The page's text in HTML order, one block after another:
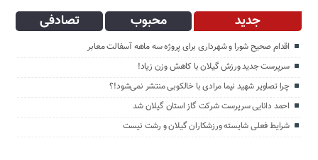
جدید محبوب تصادفی
اقدام صحیح شورا و شهرداری برای پروژه سه ماهه آسفالت معابر
سرپرست جدید ورزش گیلان با کاهش وزن زیاد!
چرا تصاویر شهید نیما مرادی با خالکوبی منتشر نمی‌شود!؟
احمد دانایی سرپرست شرکت گاز استان گیلان شد
شرایط فعلی شایسته ورزشکاران گیلان و رشت نیست